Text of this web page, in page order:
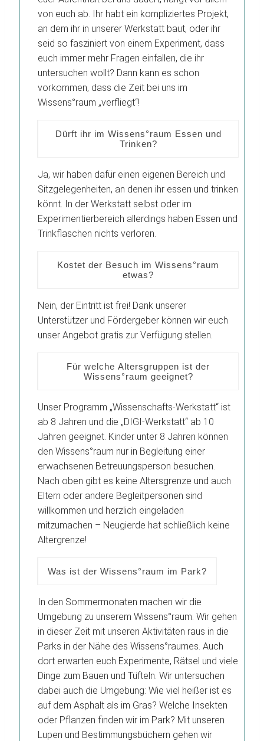
von euch ab. Ihr habt ein kompliziertes Projekt,
an dem ihr in unserer Werkstatt baut, oder ihr
seid so fasziniert von einem Experiment, dass
euch immer mehr Fragen einfallen, die ihr
untersuchen wollt? Dann kann es schon
vorkommen, dass die Zeit bei uns im
Wissens°raum „verfliegt“!
Dürft ihr im Wissens°raum Essen und
Trinken?
Ja, wir haben dafür einen eigenen Bereich und
Sitzgelegenheiten, an denen ihr essen und trinken
könnt. In der Werkstatt selbst oder im
Experimentierbereich allerdings haben Essen und
Trinkflaschen nichts verloren.
Kostet der Besuch im Wissens°raum
etwas?
Nein, der Eintritt ist frei! Dank unserer
Unterstützer und Fördergeber können wir euch
unser Angebot gratis zur Verfügung stellen.
Für welche Altersgruppen ist der
Wissens°raum geeignet?
Unser Programm „Wissenschafts-Werkstatt“ ist
ab 8 Jahren und die „DIGI-Werkstatt“ ab 10
Jahren geeignet. Kinder unter 8 Jahren können
den Wissens°raum nur in Begleitung einer
erwachsenen Betreuungsperson besuchen.
Nach oben gibt es keine Altersgrenze und auch
Eltern oder andere Begleitpersonen sind
willkommen und herzlich eingeladen
mitzumachen – Neugierde hat schließlich keine
Altergrenze!
Was ist der Wissens°raum im Park?
In den Sommermonaten machen wir die
Umgebung zu unserem Wissens°raum. Wir gehen
in dieser Zeit mit unseren Aktivitäten raus in die
Parks in der Nähe des Wissens°raumes. Auch
dort erwarten euch Experimente, Rätsel und viele
Dinge zum Bauen und Tüfteln. Wir untersuchen
dabei auch die Umgebung: Wie viel heißer ist es
auf dem Asphalt als im Gras? Welche Insekten
oder Pflanzen finden wir im Park? Mit unseren
Lupen und Bestimmungsbüchern gehen wir